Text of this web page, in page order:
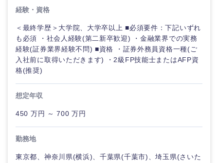
ご希望の職種を選択してください
経営企
画・事業
企画
経営ボー
ド
管理
事業企画・事業開発
事業管理
ご希望の職種を選択してください
経営企画・事業企画
SCM
ご希望の業界を選択してください
商社・卸
エネルギー・資源・環境
ご希望の勤務地を選択してください
北海道・東北地方
北海道
ご希望条件を入力ください
希望年収
40代 50代
経験・資格
＜最終学歴＞大学院、大学卒以上 ■必須要件：下記いずれ
も必須 ・社会人経験(第二新卒歓迎) ・金融業界での実務
経験(証券業界経験不問) ■資格 ・証券外務員資格一種(ご
入社前に取得いただきます) ・2級FP技能士またはAFP資
格(推奨)
想定年収
450 万円 ～ 700 万円
勤務地
東京都、神奈川県(横浜)、千葉県(千葉市)、埼玉県(さいた